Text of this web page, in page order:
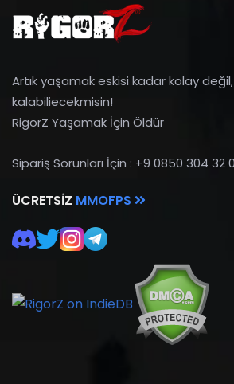
Artık yaşamak eskisi kadar kolay
kalabiliecekmisin!
RigorZ Yaşamak İçin Öldür
Sipariş Sorunları İçin : +9 0850 304 32
ÜCRETSIZ MMOFPS